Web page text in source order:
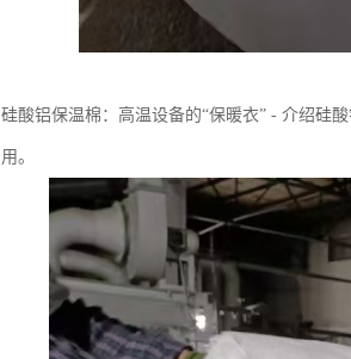
硅酸铝保温棉：高温设备的“保暖衣” - 介绍硅
用。